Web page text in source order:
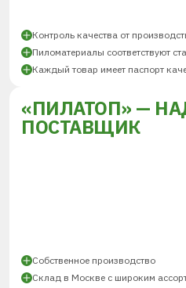
Контроль качества от
Пиломатериалы соответствуют
Каждый товар имеет паспорт
«ПИЛАТОП» —
ПОСТАВЩИК
Собственное производство
Склад в Москве с широким